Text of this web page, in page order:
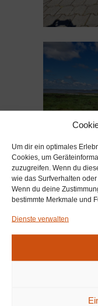
Um dir ein optimales
Cookies, um
zuzugreifen. Wenn du
wie das Surfverhalten
Wenn du deine
bestimmte Merkmale und
Dienste verwalten